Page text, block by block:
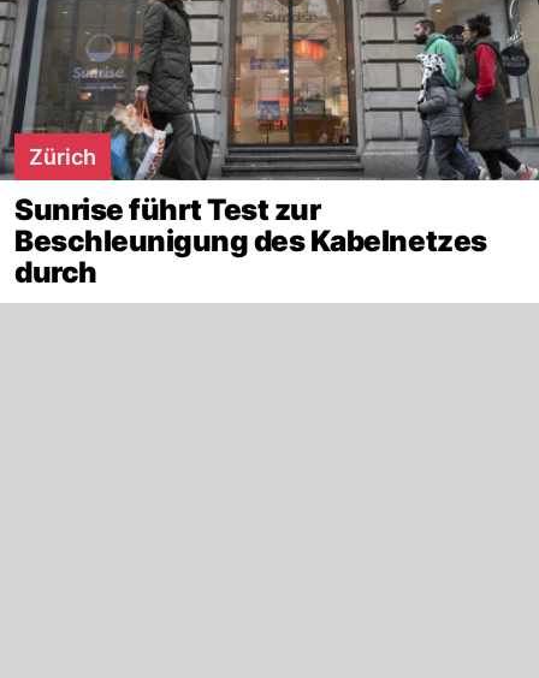
Zürich
Sunrise führt Test zur
Beschleunigung des Kabelnetzes
durch